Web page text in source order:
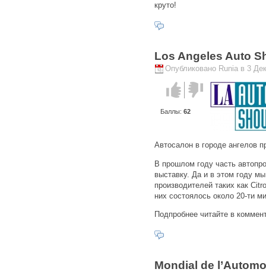
круто!
Los Angeles Auto
Опубликовано Runia в 3
Голос за!Голос
против!
Баллы: 62
Автосалон в городе ангелов
В прошлом году часть
выставку. Да и в этом году
производителей таких как
них состоялось около 20-ти
Подпробнее читайте в
Mondial de